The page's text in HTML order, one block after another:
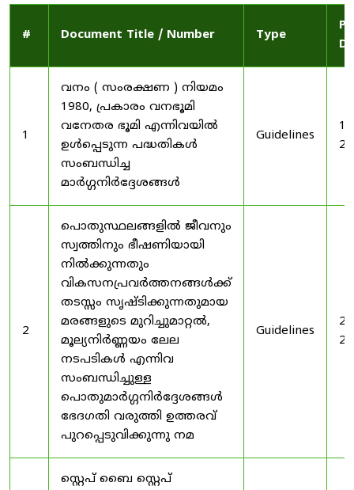
# Document Title / Number Type
1
വനം ( സംരക്ഷണ ) നിയമം
1980, പ്രകാരം വനഭൂമി
വനേതര ഭൂമി എന്നിവയിൽ
ഉൾപ്പെടുന്ന പദ്ധതികൾ
സംബന്ധിച്ച
മാർഗ്ഗനിർദ്ദേശങ്ങൾ
Guidelines
2
പൊതുസ്ഥലങ്ങളിൽ ജീവനും
സ്വത്തിനും ഭീഷണിയായി
നിൽക്കുന്നതും
വികസനപ്രവർത്തനങ്ങൾക്ക്
തടസ്സം സൃഷ്ടിക്കുന്നതുമായ
മരങ്ങളുടെ മുറിച്ചുമാറ്റൽ,
മൂല്യനിർണ്ണയം ലേല
നടപടികൾ എന്നിവ
സംബന്ധിച്ചുള്ള
പൊതുമാർഗ്ഗനിർദ്ദേശങ്ങൾ
ഭേദഗതി വരുത്തി ഉത്തരവ്
പുറപ്പെടുവിക്കുന്നു നമ
Guidelines
സ്റ്റെപ് ബൈ സ്റ്റെപ്